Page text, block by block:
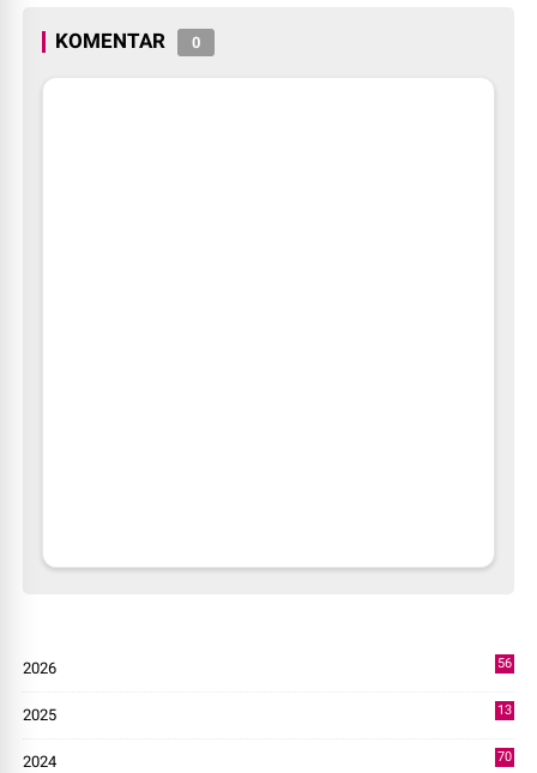
KOMENTAR 0
2026
56
2025
13
2024
70